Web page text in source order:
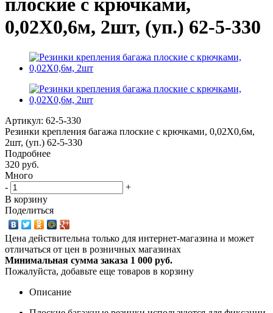
плоские с крючками,
0,02Х0,6м, 2шт, (уп.) 62-5-330
Артикул: 62-5-330
Резинки крепления багажа плоские с крючками, 0,02Х0,6м,
2шт, (уп.) 62-5-330
Подробнее
320 руб.
Много
-
+
В корзину
Поделиться
Цена действительна только для интернет-магазина и может
отличаться от цен в розничных магазинах
Минимальная сумма заказа 1 000 руб.
Пожалуйста, добавьте еще товаров в корзину
Описание